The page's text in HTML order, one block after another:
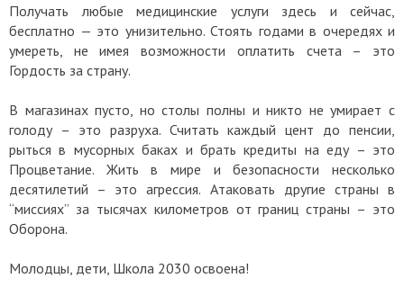
Получать любые медицинские услуги здесь и сейчас,
бесплатно — это унизительно. Стоять годами в очередях и
умереть, не имея возможности оплатить счета – это
Гордость за страну.
В магазинах пусто, но столы полны и никто не умирает с
голоду – это разруха. Считать каждый цент до пенсии,
рыться в мусорных баках и брать кредиты на еду – это
Процветание. Жить в мире и безопасности несколько
десятилетий – это агрессия. Атаковать другие страны в
“миссиях” за тысячах километров от границ страны – это
Оборона.
Молодцы, дети, Школа 2030 освоена!